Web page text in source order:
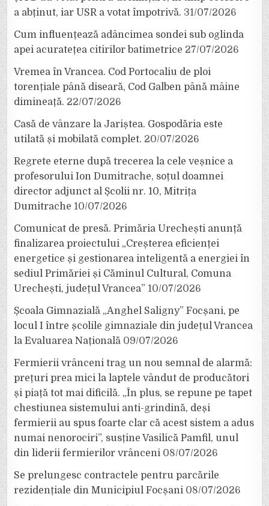
a abținut, iar USR a votat împotrivă. 31/07/2026
Cum influențează adâncimea sondei sub oglinda
apei acuratețea citirilor batimetrice 27/07/2026
Vremea în Vrancea. Cod Portocaliu de ploi
torențiale până diseară, Cod Galben până mâine
dimineață. 22/07/2026
Casă de vânzare la Jariștea. Gospodăria este
utilată și mobilată complet. 20/07/2026
Regrete eterne după trecerea la cele veșnice a
profesorului Ion Dumitrache, soțul doamnei
director adjunct al Școlii nr. 10, Mitrița
Dumitrache 10/07/2026
Comunicat de presă. Primăria Urechești anunță
finalizarea proiectului „Creșterea eficienței
energetice și gestionarea inteligentă a energiei în
sediul Primăriei și Căminul Cultural, Comuna
Urechești, județul Vrancea” 10/07/2026
Școala Gimnazială „Anghel Saligny” Focșani, pe
locul I între școlile gimnaziale din județul Vrancea
la Evaluarea Națională 09/07/2026
Fermierii vrânceni trag un nou semnal de alarmă:
prețuri prea mici la laptele vândut de producători
și piață tot mai dificilă. „În plus, se repune pe tapet
chestiunea sistemului anti-grindină, deși
fermierii au spus foarte clar că acest sistem a adus
numai nenorociri”, susține Vasilică Pamfil, unul
din liderii fermierilor vrânceni 08/07/2026
Se prelungesc contractele pentru parcările
rezidențiale din Municipiul Focșani 08/07/2026